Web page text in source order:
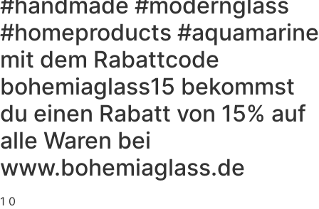
#homeproducts #aquamarine
mit dem Rabattcode
bohemiaglass15 bekommst
du einen Rabatt von 15% auf
alle Waren bei
www.bohemiaglass.de
1 0